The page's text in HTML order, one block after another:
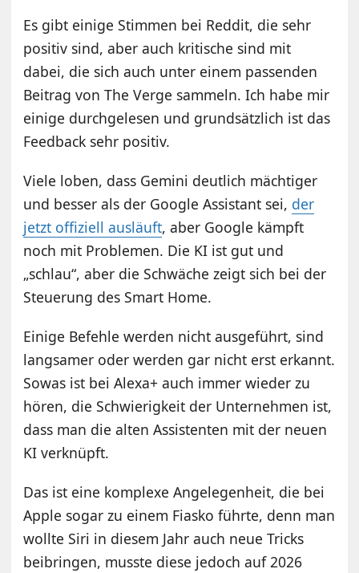
Es gibt einige Stimmen bei Reddit, die sehr
positiv sind, aber auch kritische sind mit
dabei, die sich auch unter einem passenden
Beitrag von The Verge sammeln. Ich habe mir
einige durchgelesen und grundsätzlich ist das
Feedback sehr positiv.
Viele loben, dass Gemini deutlich mächtiger
und besser als der Google Assistant sei, der
jetzt offiziell ausläuft, aber Google kämpft
noch mit Problemen. Die KI ist gut und
„schlau“, aber die Schwäche zeigt sich bei der
Steuerung des Smart Home.
Einige Befehle werden nicht ausgeführt, sind
langsamer oder werden gar nicht erst erkannt.
Sowas ist bei Alexa+ auch immer wieder zu
hören, die Schwierigkeit der Unternehmen ist,
dass man die alten Assistenten mit der neuen
KI verknüpft.
Das ist eine komplexe Angelegenheit, die bei
Apple sogar zu einem Fiasko führte, denn man
wollte Siri in diesem Jahr auch neue Tricks
beibringen, musste diese jedoch auf 2026